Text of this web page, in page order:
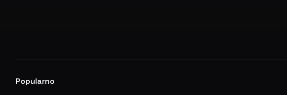
Popularno